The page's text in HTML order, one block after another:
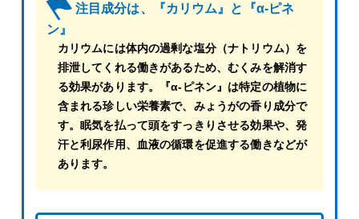
注目成分は、『カリウム』と『α‐ピネ
ン』
カリウムには体内の過剰な塩分（ナトリウム）を
排泄してくれる働きがあるため、むくみを解消す
る効果があります。『α‐ピネン』は特定の植物に
含まれる珍しい栄養素で、みょうがの香り成分で
す。眠気を払って頭をすっきりさせる効果や、発
汗と利尿作用、血液の循環を促進する働きなどが
あります。